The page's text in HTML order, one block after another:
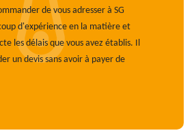
de vous adresser à SG
d'expérience en la matière et
les délais que vous avez établis. Il
un devis sans avoir à payer de